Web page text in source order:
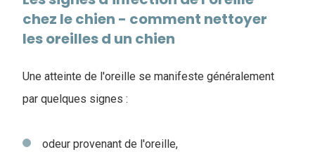
chez le chien - comment nettoyer
les oreilles d un chien
Une atteinte de l'oreille se manifeste généralement
par quelques signes :
odeur provenant de l'oreille,